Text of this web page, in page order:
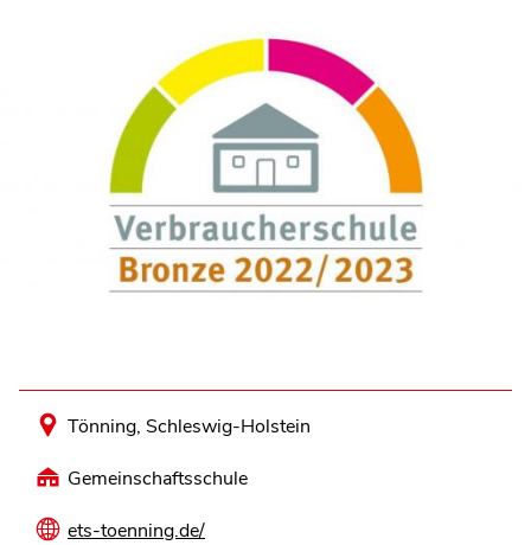
Tönning, Schleswig-Holstein
Gemeinschaftsschule
ets-toenning.de/